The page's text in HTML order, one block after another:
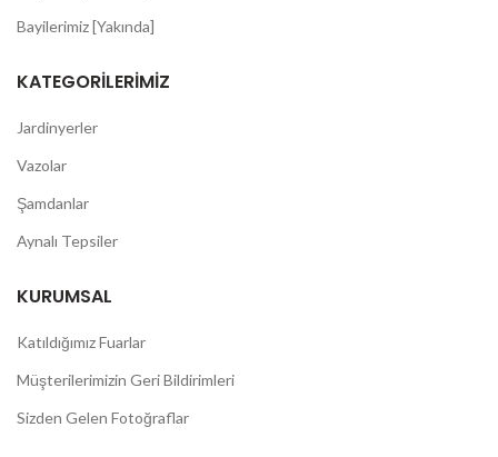
Bayilerimiz [Yakında]
KATEGORILERIMIZ
Jardinyerler
Vazolar
Şamdanlar
Aynalı Tepsiler
KURUMSAL
Katıldığımız Fuarlar
Müşterilerimizin Geri Bildirimleri
Sizden Gelen Fotoğraflar